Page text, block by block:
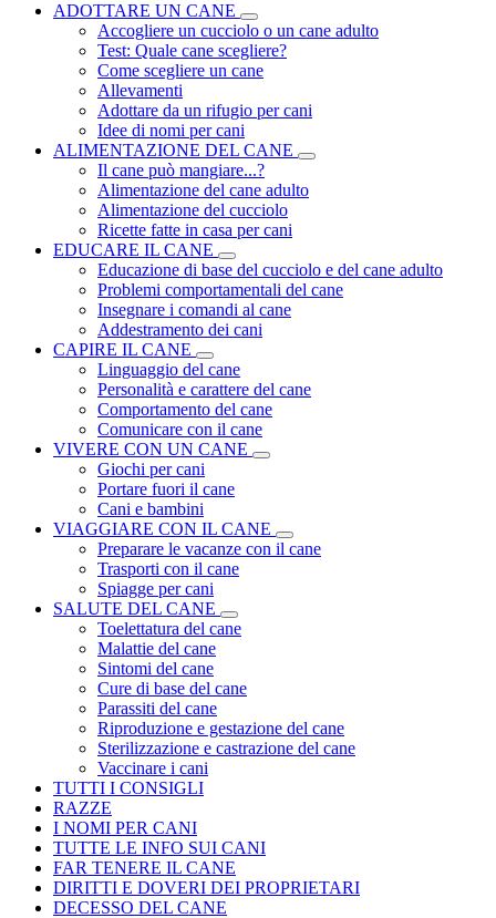
ADOTTARE UN CANE
Accogliere un cucciolo o un cane adulto
Test: Quale cane scegliere?
Come scegliere un cane
Allevamenti
Adottare da un rifugio per cani
Idee di nomi per cani
ALIMENTAZIONE DEL CANE
Il cane può mangiare...?
Alimentazione del cane adulto
Alimentazione del cucciolo
Ricette fatte in casa per cani
EDUCARE IL CANE
Educazione di base del cucciolo e del cane adulto
Problemi comportamentali del cane
Insegnare i comandi al cane
Addestramento dei cani
CAPIRE IL CANE
Linguaggio del cane
Personalità e carattere del cane
Comportamento del cane
Comunicare con il cane
VIVERE CON UN CANE
Giochi per cani
Portare fuori il cane
Cani e bambini
VIAGGIARE CON IL CANE
Preparare le vacanze con il cane
Trasporti con il cane
Spiagge per cani
SALUTE DEL CANE
Toelettatura del cane
Malattie del cane
Sintomi del cane
Cure di base del cane
Parassiti del cane
Riproduzione e gestazione del cane
Sterilizzazione e castrazione del cane
Vaccinare i cani
TUTTI I CONSIGLI
RAZZE
I NOMI PER CANI
TUTTE LE INFO SUI CANI
FAR TENERE IL CANE
DIRITTI E DOVERI DEI PROPRIETARI
DECESSO DEL CANE